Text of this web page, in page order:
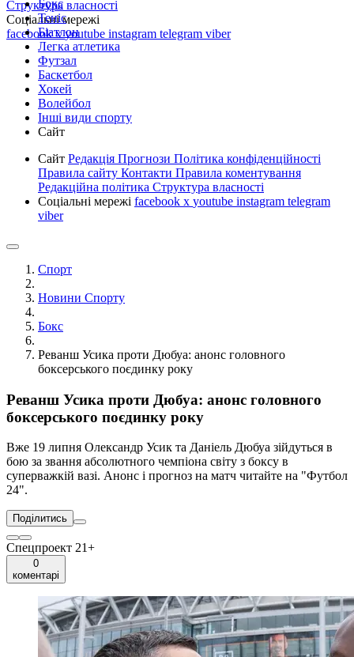
Структура власності
Соціальні мережі
facebookxyoutube instagram telegram viber
Бокс
Теніс
Біатлон
Легка атлетика
Футзал
Баскетбол
Хокей
Волейбол
Інші види спорту
Сайт
Сайт Редакція Прогнози Політика конфіденційності
Правила сайту Контакти Правила коментування
Редакційна політика Структура власності
Соціальні мережі facebook x youtube instagram telegram
viber
Спорт
Новини Спорту
Бокс
Реванш Усика проти Дюбуа: анонс головного
боксерського поєдинку року
Реванш Усика проти Дюбуа: анонс головного
боксерського поєдинку року
Вже 19 липня Олександр Усик та Даніель Дюбуа зійдуться в
бою за звання абсолютного чемпіона світу з боксу в
суперважкій вазі. Анонс і прогноз на матч читайте на "Футбол
24".
Поділитись
Спецпроект 21+
0
коментарі